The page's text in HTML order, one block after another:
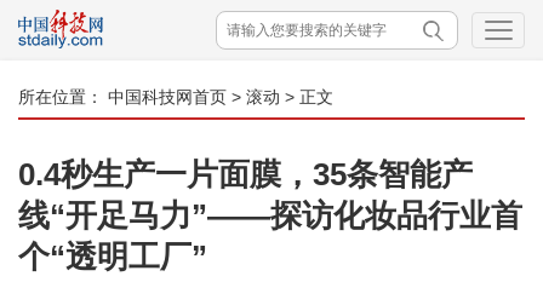
所在位置： 中国科技网首页 > 滚动 > 正文
0.4秒生产一片面膜，35条智能产
线“开足马力”——探访化妆品行业首
个“透明工厂”